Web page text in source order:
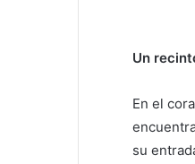
Un
En el
su